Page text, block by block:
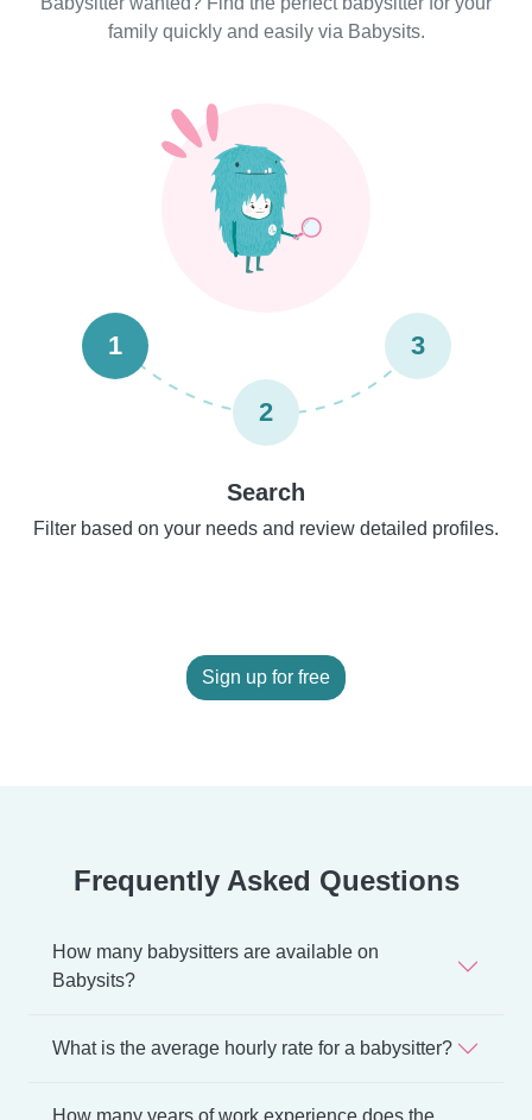
family quickly and easily via Babysits.
1
2
3
Search
Filter based on your needs and review detailed profiles.
Sign up for free
Frequently Asked Questions
How many babysitters are available on
Babysits?
What is the average hourly rate for a babysitter?
How many years of work experience does the